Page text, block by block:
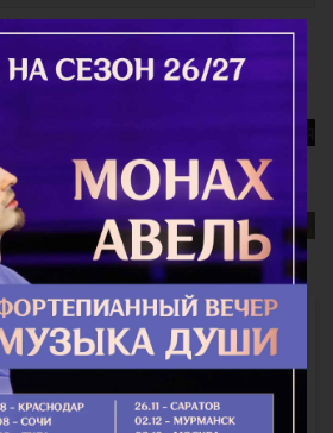
усопших? Непридуманная
патриарх Московский и